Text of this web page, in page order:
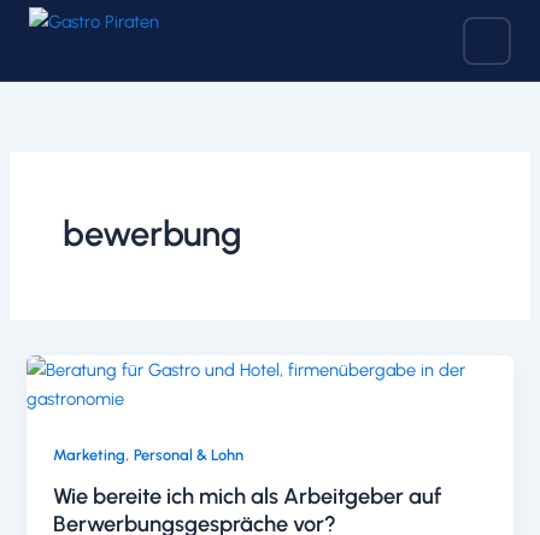
Zum
bewerbung
Marketing,Personal & Lohn
Wie bereite ich mich als Arbeitgeber auf
Berwerbungsgespräche vor?